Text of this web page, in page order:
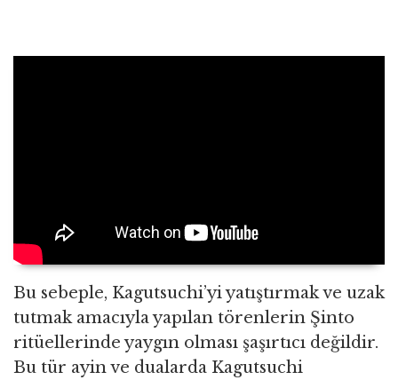
Bu sebeple, Kagutsuchi’yi yatıştırmak ve uzak
tutmak amacıyla yapılan törenlerin Şinto
ritüellerinde yaygın olması şaşırtıcı değildir.
Bu tür ayin ve dualarda Kagutsuchi